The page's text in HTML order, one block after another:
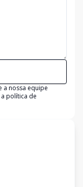
a nossa equipe
política de